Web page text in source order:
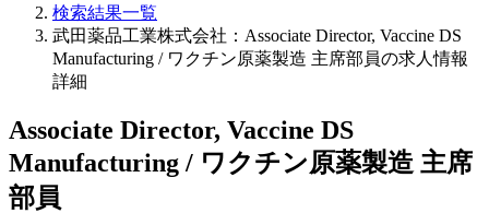
検索結果一覧
武田薬品工業株式会社：Associate Director, Vaccine DS
Manufacturing / ワクチン原薬製造 主席部員の求人情報
詳細
Associate Director, Vaccine DS
Manufacturing / ワクチン原薬製造 主席
部員